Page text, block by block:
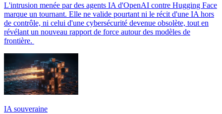
L'intrusion menée par des agents IA d'OpenAI contre Hugging Face
marque un tournant. Elle ne valide pourtant ni le récit d'une IA hors
de contrôle, ni celui d'une cybersécurité devenue obsolète, tout en
révélant un nouveau rapport de force autour des modèles de
frontière.
IA souveraine